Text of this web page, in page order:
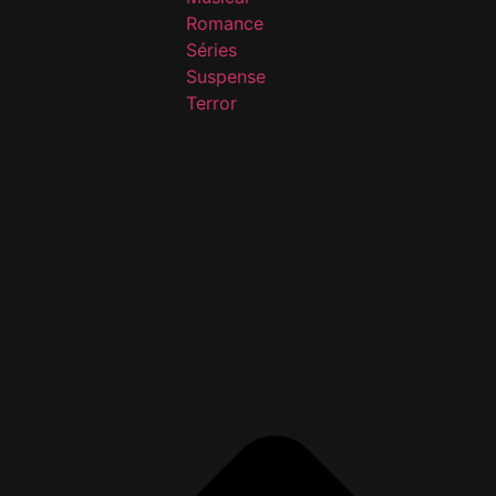
Romance
Séries
Suspense
Terror